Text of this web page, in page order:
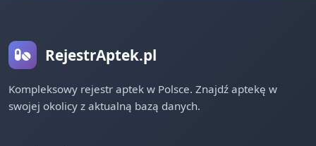
RejestrAptek.pl
Kompleksowy rejestr aptek w Polsce. Znajdź aptekę w
swojej okolicy z aktualną bazą danych.